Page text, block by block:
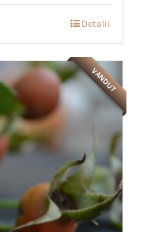
Detalii
VANDUT